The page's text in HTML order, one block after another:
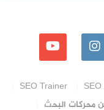
SEO Trainer
البحث